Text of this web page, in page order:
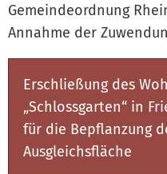
Gemeindeordnung
Annahme der
Erschließung des
„Schlossgarten“ in
für die Bepflanzung
Ausgleichsfläche